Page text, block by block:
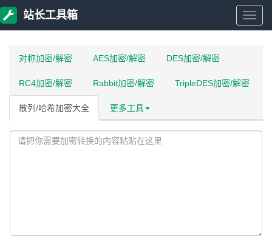
站
工
站长工具箱
对称加密/解密 AES加密/解密 DES加密/解密
RC4加密/解密 Rabbit加密/解密 TripleDES加密/解密
散列/哈希加密大全 更多工具